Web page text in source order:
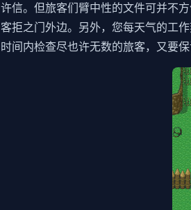
许信。但旅客们臂中性的文件可并不
客拒之门外边。另外，您每天气的工
时间内检查尽也许无数的旅客，又要保